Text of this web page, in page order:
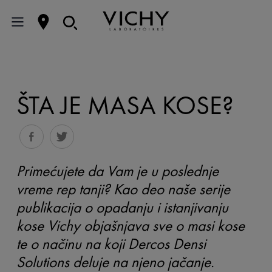
ŠTA JE MASA KOSE?
Primećujete da Vam je u poslednje
vreme rep tanji? Kao deo naše serije
publikacija o opadanju i istanjivanju
kose Vichy objašnjava sve o masi kose
te o načinu na koji Dercos Densi
Solutions deluje na njeno jačanje.